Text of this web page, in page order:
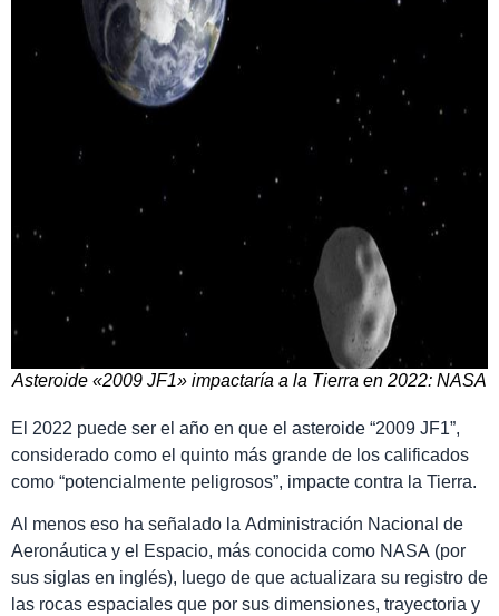
Asteroide «2009 JF1» impactaría a la Tierra en 2022: NASA
El 2022 puede ser el año en que el asteroide “2009 JF1”,
considerado como el quinto más grande de los calificados
como “potencialmente peligrosos”, impacte contra la Tierra.
Al menos eso ha señalado la Administración Nacional de
Aeronáutica y el Espacio, más conocida como NASA (por
sus siglas en inglés), luego de que actualizara su registro de
las rocas espaciales que por sus dimensiones, trayectoria y